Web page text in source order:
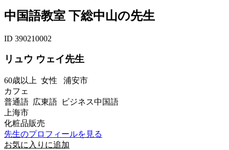
中国語教室 下総中山の先生
ID 390210002
リュウ ウェイ先生
60歳以上 女性 浦安市
カフェ
普通語 広東語 ビジネス中国語
上海市
化粧品販売
先生のプロフィールを見る
お気に入りに追加